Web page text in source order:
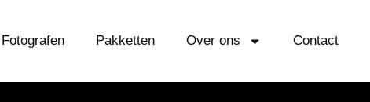
Fotografen Pakketten Over ons Contact